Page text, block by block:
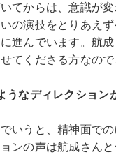
てからは、意識が変
の演技をとりあえ
進んでいます。航
てくださる方なの
なディレクション
いうと、精神面での
ンの声は航成さん